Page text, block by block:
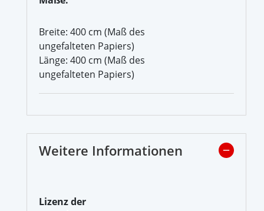
Breite: 400 cm (Maß des
ungefalteten Papiers)
Länge: 400 cm (Maß des
ungefalteten Papiers)
Weitere Informationen
Lizenz der